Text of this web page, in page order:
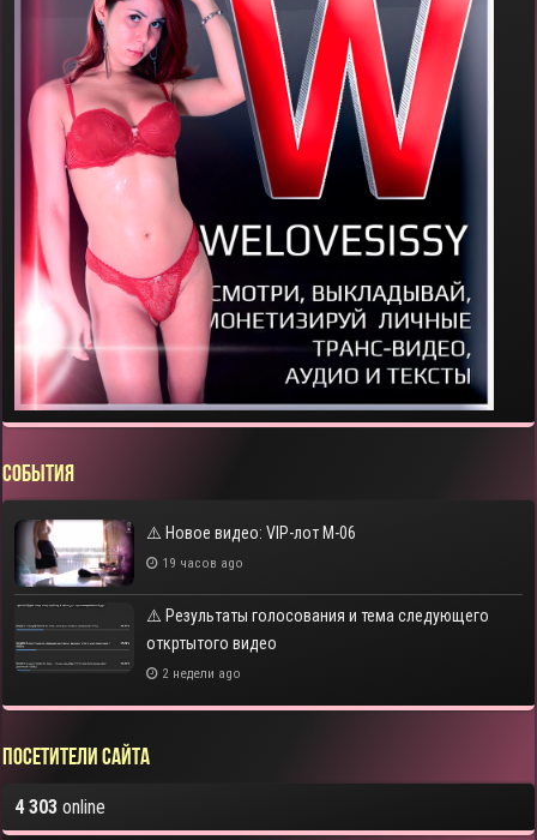
СОБЫТИЯ
⚠️ Новое видео: VIP-лот M-06
19 часов ago
⚠️ Результаты голосования и тема следующего
откртытого видео
2 недели ago
Посетители сайта
4 303 online